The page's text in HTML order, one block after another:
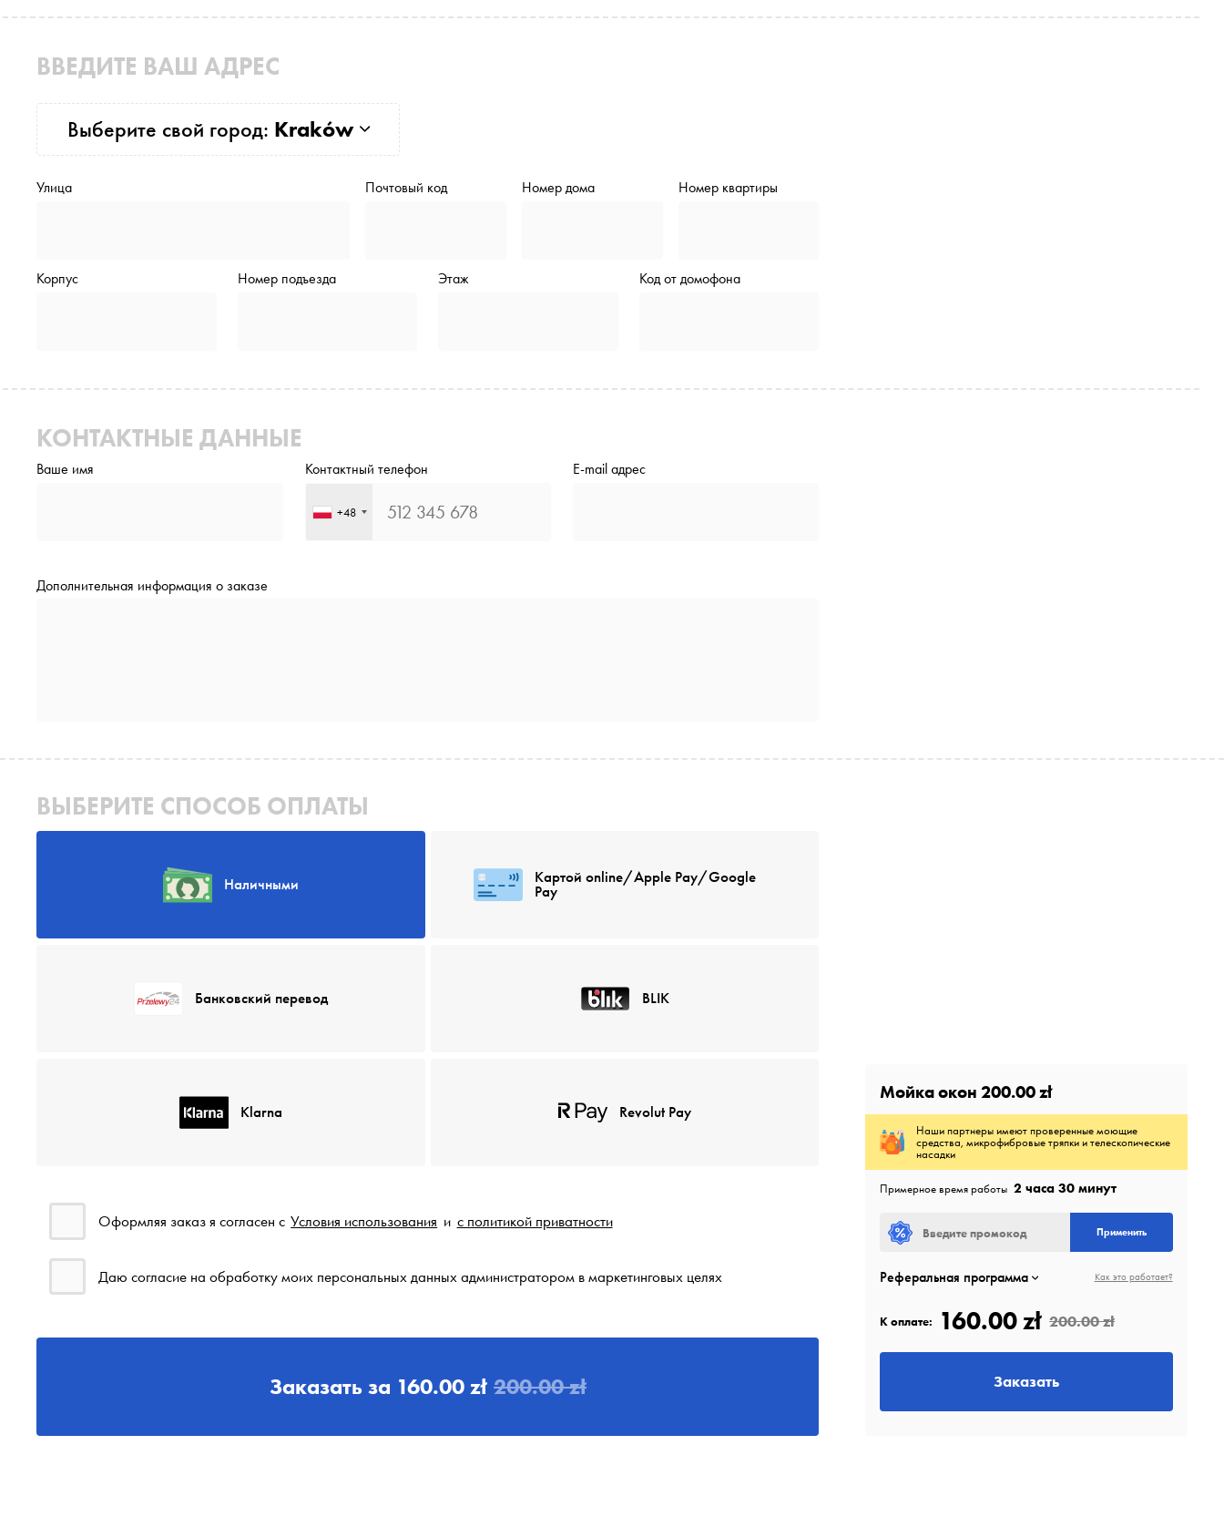
ВВЕДИТЕ ВАШ АДРЕС
Выберите свой город: Kraków
Улица Почтовый код Номер дома Номер квартиры
Корпус Номер подъезда Этаж Код от домофона
КОНТАКТНЫЕ ДАННЫЕ
Ваше имя Контактный телефон
+48
E-mail адрес
Дополнительная информация о заказе
ВЫБЕРИТЕ СПОСОБ ОПЛАТЫ
Наличными Картой online/Apple Pay/Google
Pay
Банковский перевод BLIK
Klarna Revolut Pay
Оформляя заказ я согласен с Условия использования и с политикой приватности
Даю согласие на обработку моих персональных данных администратором в маркетинговых целях
Заказать за 160.00 zł 200.00 zł
Мойка окон200.00 zł
Наши партнеры имеют проверенные моющие
средства, микрофибровые тряпки и телескопические
насадки
Примерное время работы 2 часа 30 минут
Применить
Реферальная программа Как это работает?
К оплате: 160.00 zł 200.00 zł
Заказать